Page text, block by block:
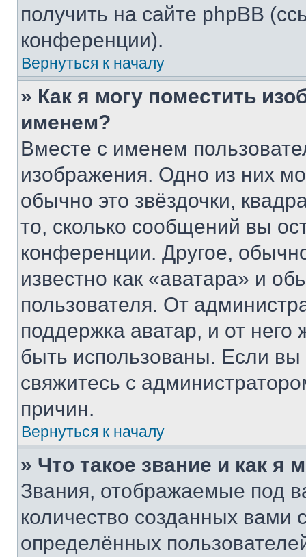
получить на сайте phpBB
конференции).
Вернуться к началу
» Как я могу поместить
именем?
Вместе с именем
изображения. Одно из них
обычно это звёздочки,
то, сколько сообщений вы
конференции. Другое,
известно как «аватара» и
пользователя. От
поддержка аватар, и от него
быть использованы. Если
свяжитесь с
причин.
Вернуться к началу
» Что такое звание и как я
Звания, отображаемые под
количество созданных
определённых